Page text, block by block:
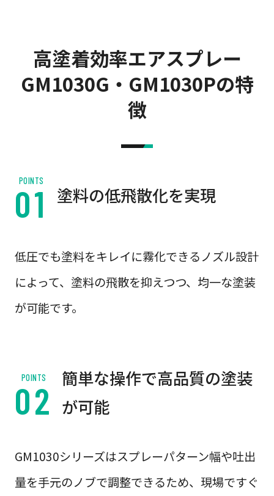
高塗着効率エアスプレー
GM1030G・GM1030Pの特
徴
POINTS
塗料の低飛散化を実現
低圧でも塗料をキレイに霧化できるノズル設計
によって、塗料の飛散を抑えつつ、均一な塗装
が可能です。
POINTS
簡単な操作で高品質の塗装
が可能
GM1030シリーズはスプレーパターン幅や吐出
量を手元のノブで調整できるため、現場ですぐ